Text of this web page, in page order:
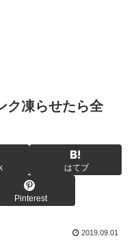
ク凍らせたら全
はてブ
Pinterest
2019.09.01